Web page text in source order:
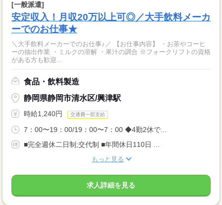
[一般派遣]
安定収入！月収20万以上可◎／大手飲料メーカ
ーでのお仕事★
＼大手飲料メーカーでのお仕事♪／ 【お仕事内容】 ・お茶やコーヒ
ーの抽出作業 ・ミルクの溶解 ・果汁の調合 ※フォークリフトの資格
がある方も歓迎...
食品・飲料製造
静岡県静岡市清水区/興津駅
時給1,240円 交通費一部支給
7：00〜19：00/19：00〜7：00 ◆4勤2休で...
■完全週休二日制;交代制 ■年間休日110日 ...
もっと見る
求人詳細を見る